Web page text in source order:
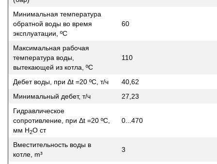
Минимальная температура
обратной воды во время
эксплуатации, ºC
60
Максимальная рабочая
температура воды,
вытекающей из котла, ºC
110
Дебет воды, при Δt =20 ºC, т/ч
40,62
Минимальный дебет, т/ч
27,23
Гидравлическое
сопротивление, при Δt =20 ºC,
мм H2O ст
0...470
Вместительность воды в
котле, m³
3